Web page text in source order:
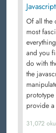
Of all the
most
and you
do with
the
provide
31,072